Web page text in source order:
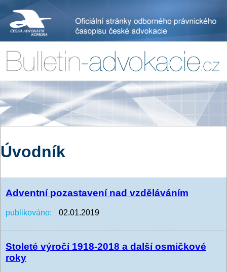
Úvodník
Adventní pozastavení nad vzděláváním
publikováno: 02.01.2019
Stoleté výročí 1918-2018 a další osmičkové
roky